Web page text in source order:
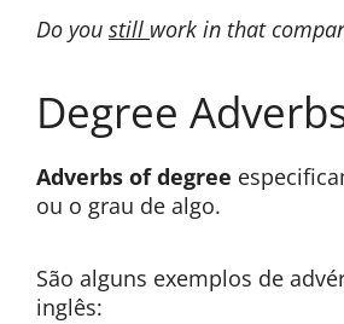
Do you still work in that
Degree
Adverbs of degree
ou o grau de algo.
São alguns exemplos de
inglês: